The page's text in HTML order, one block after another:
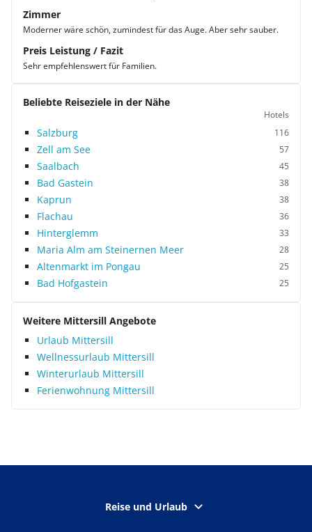
Zimmer
Moderner wäre schön, zumindest für das Auge. Aber sehr sauber.
Preis Leistung / Fazit
Sehr empfehlenswert für Familien.
Beliebte Reiseziele in der Nähe
Hotels
Salzburg 116
Zell am See 57
Saalbach 45
Bad Gastein 38
Kaprun 38
Flachau 36
Hinterglemm 33
Maria Alm am Steinernen Meer 28
Altenmarkt im Pongau 25
Bad Hofgastein 25
Weitere Mittersill Angebote
Urlaub Mittersill
Wellnessurlaub Mittersill
Winterurlaub Mittersill
Ferienwohnung Mittersill
Reise und Urlaub